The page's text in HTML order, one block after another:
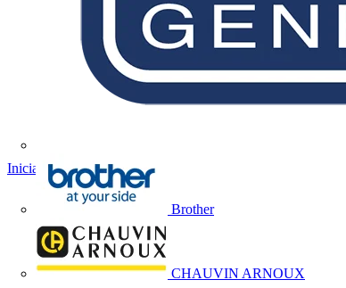
Brother
CHAUVIN ARNOUX
Iniciar sesiónRegistrarse